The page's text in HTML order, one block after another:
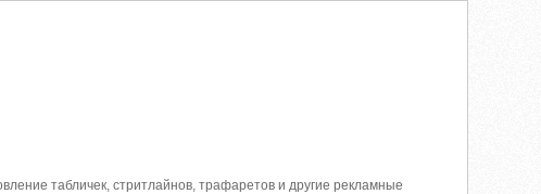
табличек, стритлайнов, трафаретов и другие рекламные